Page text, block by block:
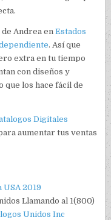
Andrea enEstados
. Así que
extra en tu tiempo
con diseños y
que los hace fácil de
Digitales
aumentar tus ventas
USA 2019
Llamando al 1(800)
Unidos Inc